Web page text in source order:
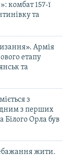
комбат 157-ї
та
Армія
етапу
та
з
з перших
Білого Орла був
жити.